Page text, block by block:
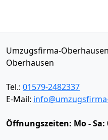
Umzugsfirma-
Oberhausen
Tel.: 01579-2482337
E-Mail:
Öffnungszeiten: Mo - Sa: